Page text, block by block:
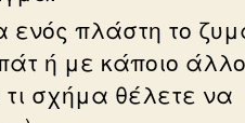
ενός πλάστη το
ή με κάποιο άλλο
τι σχήμα θέλετε να